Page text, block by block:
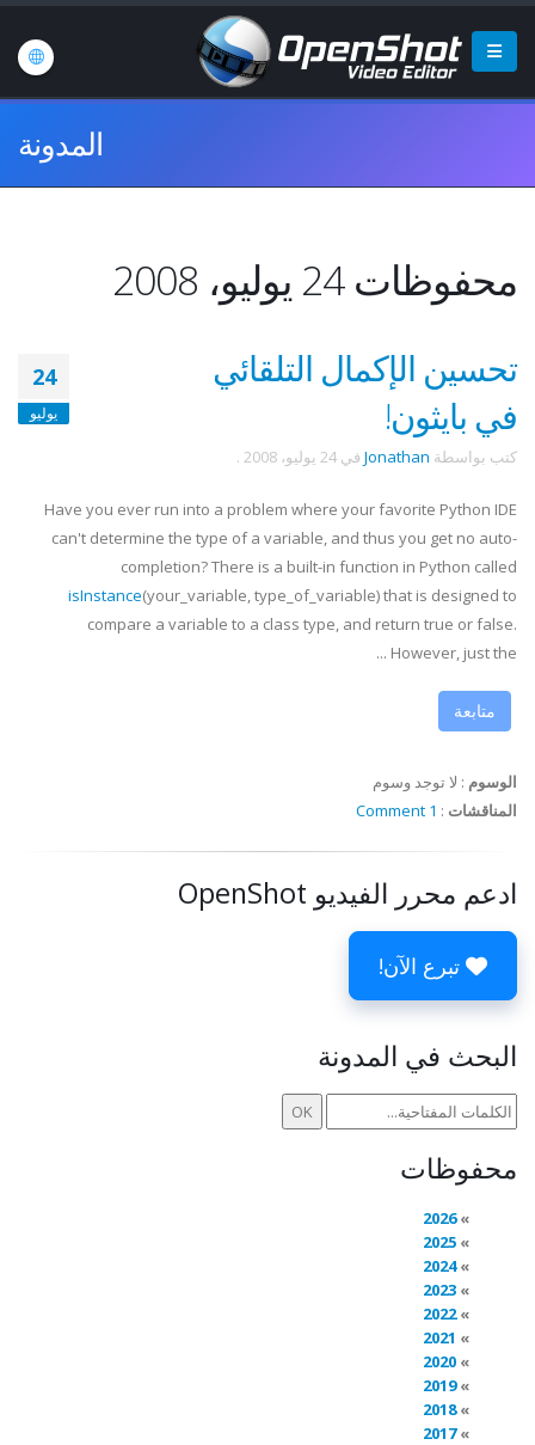
المدونة
محفوظات 24 يوليو، 2008
24
يوليو
تحسين الإكمال التلقائي
في بايثون!
كتب بواسطة Jonathan في 24 يوليو، 2008 .
Have you ever run into a problem where your favorite Python IDE
can't determine the type of a variable, and thus you get no auto-
completion? There is a built-in function in Python called
isInstance(your_variable, type_of_variable) that is designed to
compare a variable to a class type, and return true or false.
However, just the ...
متابعة
الوسوم : لا توجد وسوم
المناقشات :
1 Comment
ادعم محرر الفيديو OpenShot
تبرع الآن!
البحث في المدونة
محفوظات
2026
2025
2024
2023
2022
2021
2020
2019
2018
2017